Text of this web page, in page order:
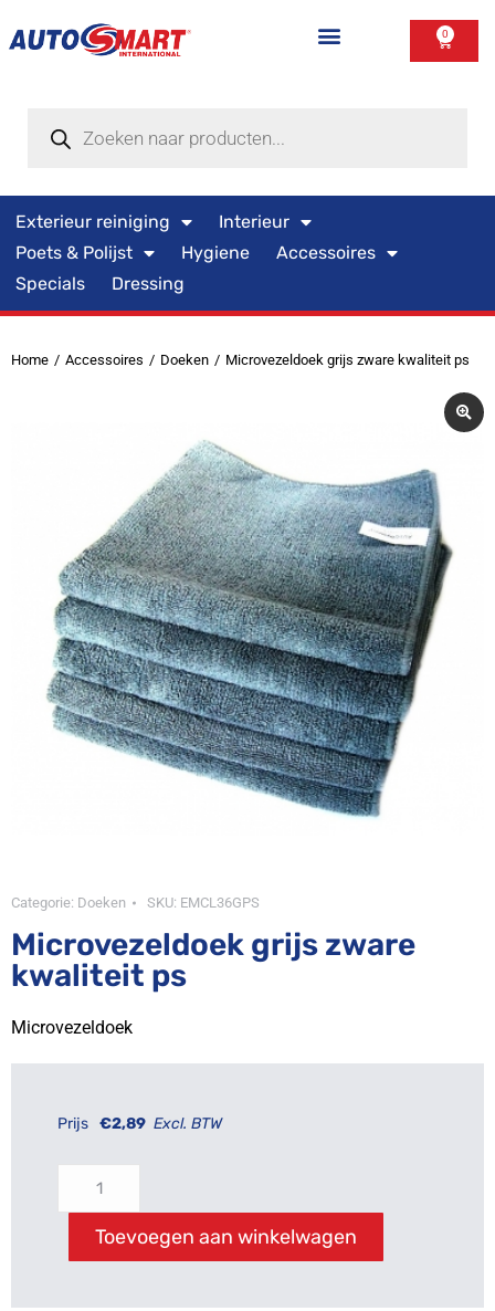
0
Exterieur reiniging
Interieur
Poets & Polijst
Hygiene
Accessoires
Specials
Dressing
Je bent hier:
Home Accessoires Doeken Microvezeldoek grijs zware kwaliteit ps
Categorie: Doeken SKU: EMCL36GPS
Microvezeldoek grijs zware
kwaliteit ps
Microvezeldoek
Prijs €2,89 Excl. BTW
Toevoegen aan winkelwagen